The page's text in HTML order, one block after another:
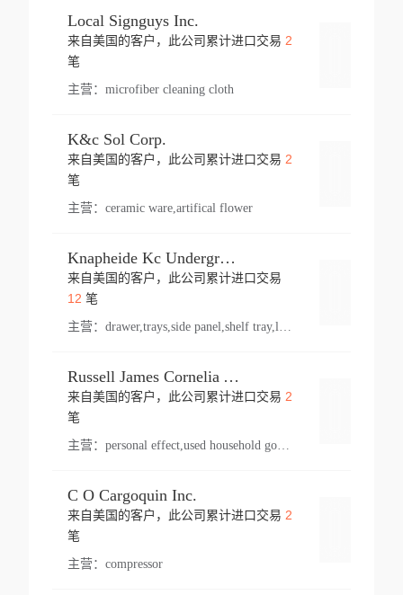
Local Signguys Inc.
来自美国的客户，此公司累计进口交易 2
笔
主营： microfiber cleaning cloth
K&c Sol Corp.
来自美国的客户，此公司累计进口交易 2
笔
主营： ceramic ware,artifical flower
Knapheide Kc Underground
来自美国的客户，此公司累计进口交易
12 笔
主营：
Russell James Cornelia Arlington Va
来自美国的客户，此公司累计进口交易 2
笔
主营： personal effect,used household goods
C O Cargoquin Inc.
来自美国的客户，此公司累计进口交易 2
笔
主营： compressor